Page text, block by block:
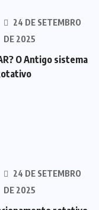
24 DE SETEMBRO
DE 2025
O Antigo sistema
24 DE SETEMBRO
DE 2025